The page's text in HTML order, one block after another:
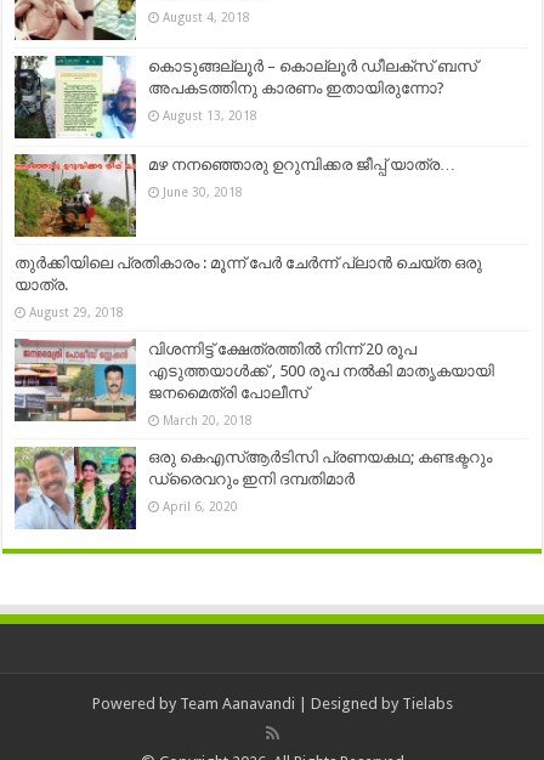
August 4, 2018
കൊടുങ്ങല്ലൂർ – കൊല്ലൂർ ഡീലക്സ് ബസ്
അപകടത്തിനു കാരണം ഇതായിരുന്നോ?
August 13, 2018
മഴ നനഞ്ഞൊരു ഉറുമ്പിക്കര ജീപ്പ് യാത്ര…
June 30, 2018
തുർക്കിയിലെ പ്രതികാരം : മൂന്ന് പേർ ചേർന്ന് പ്ലാൻ ചെയ്ത ഒരു
യാത്ര.
August 29, 2018
വിശന്നിട്ട് ക്ഷേത്രത്തിൽ നിന്ന് 20 രൂപ
എടുത്തയാൾക്ക് , 500 രൂപ നൽകി മാതൃകയായി
ജനമൈത്രി പോലീസ്
March 20, 2018
ഒരു കെഎസ്ആർടിസി പ്രണയകഥ; കണ്ടക്ടറും
ഡ്രൈവറും ഇനി ദമ്പതിമാർ
April 6, 2020
Powered by Team Aanavandi | Designed by Tielabs